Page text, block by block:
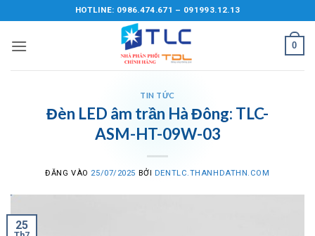
qua
nội
HOTLINE: 0986.474.671 – 091993.12.13
0
TIN TỨC
Đèn LED âm trần Hà Đông: TLC-
ASM-HT-09W-03
ĐĂNG VÀO 25/07/2025 BỞI DENTLC.THANHDATHN.COM
25